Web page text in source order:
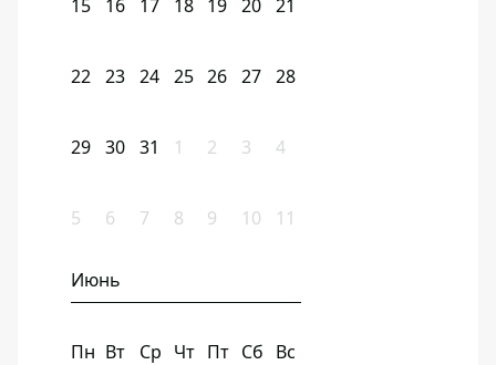
15 16 17 18 19 20 21
22 23 24 25 26 27 28
29 30 31 1 2 3 4
5 6 7 8 9 10 11
Июнь
Пн Вт Ср Чт Пт Сб Вс